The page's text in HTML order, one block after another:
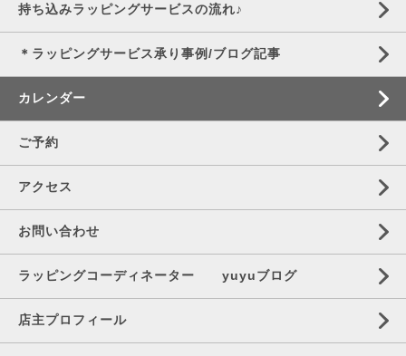
持ち込みラッピングサービスの流れ♪
＊ラッピングサービス承り事例/ブログ記事
カレンダー
ご予約
アクセス
お問い合わせ
ラッピングコーディネーター yuyuブログ
店主プロフィール